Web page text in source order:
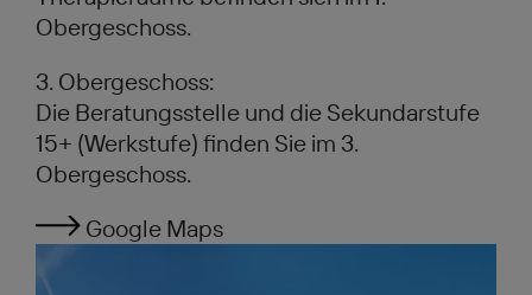
Obergeschoss.
3. Obergeschoss:
Die Beratungsstelle und die Sekundarstufe
15+ (Werkstufe) finden Sie im 3.
Obergeschoss.
Google Maps